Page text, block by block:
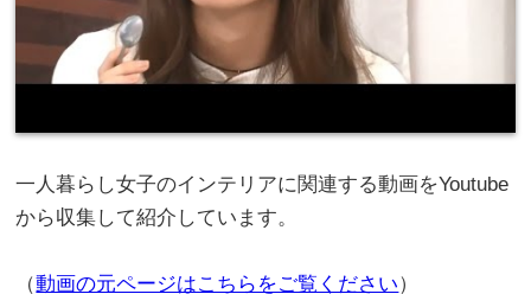
一人暮らし女子のインテリアに関連する動画をYoutube
から収集して紹介しています。
（動画の元ページはこちらをご覧ください）